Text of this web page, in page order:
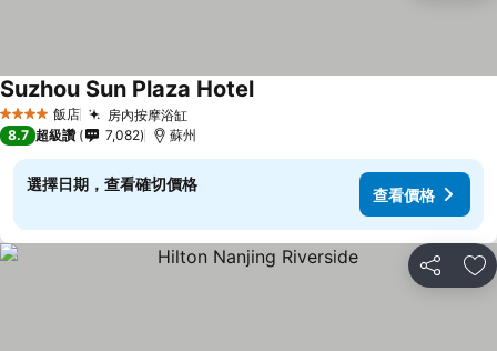
4 星級 飯店 房內按摩浴缸
Suzhou Sun Plaza Hotel
8.7 超級讚 7,082 蘇州
選擇日期，查看確切價格
查看價格
分享 加